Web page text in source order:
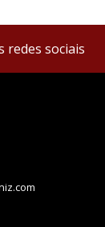
redes sociais